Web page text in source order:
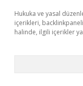
Hukuka ve yasal
içerikleri,
halinde, ilgili içerikler